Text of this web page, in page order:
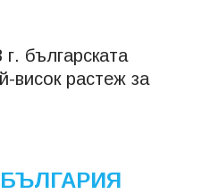
българската
висок растеж за